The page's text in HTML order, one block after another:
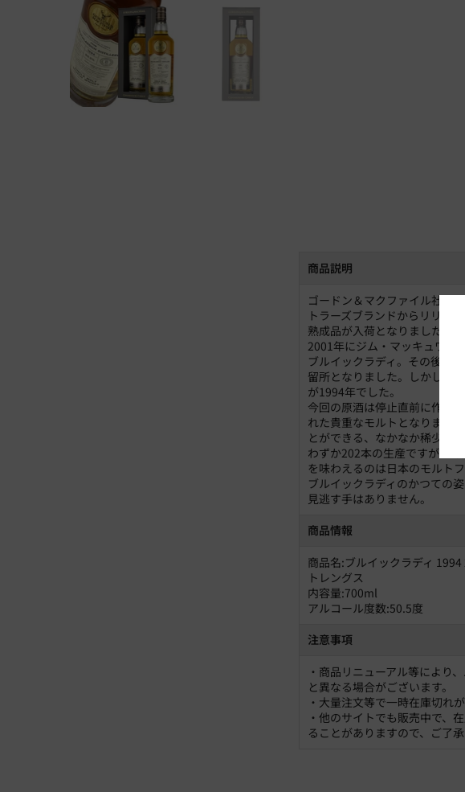
商品説明
ゴードン＆マクファイル社の
トラーズブランドからリリー
熟成品が入荷となりました。
2001年にジム・マッキュワン
ブルイックラディ。その後は
留所となりました。しかしな
が1994年でした。
今回の原酒は停止直前に作ら
れた貴重なモルトとなります
とができる、なかなか稀少な1
わずか202本の生産ですが、
を味わえるのは日本のモルト
ブルイックラディのかつての
見逃す手はありません。
商品情報
商品名:ブルイックラディ
トレングス
内容量:700ml
アルコール度数:50.5度
注意事項
・商品リニューアル等により
と異なる場合がございます。
・大量注文等で一時在庫切れ
・他のサイトでも販売中で、
ることがありますので、ご了承